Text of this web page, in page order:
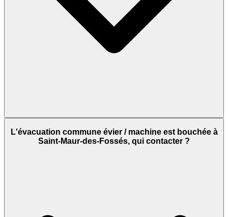
L'évacuation commune évier / machine est bouchée à
Saint-Maur-des-Fossés, qui contacter ?